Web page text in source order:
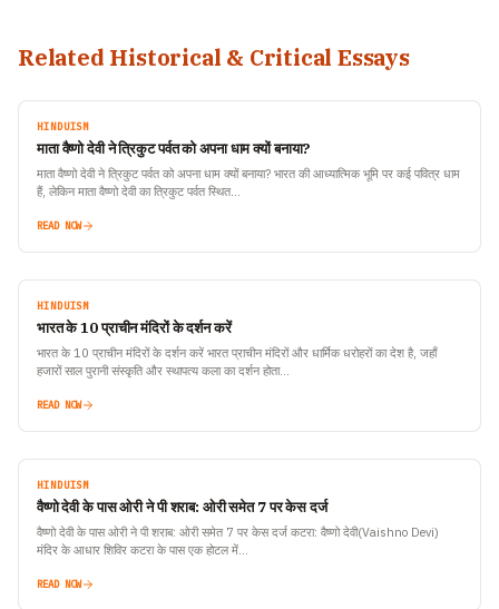
Related Historical & Critical Essays
HINDUISM
माता वैष्णो देवी ने त्रिकुट पर्वत को अपना धाम क्यों बनाया?
माता वैष्णो देवी ने त्रिकुट पर्वत को अपना धाम क्यों बनाया? भारत की आध्यात्मिक भूमि पर कई पवित्र धाम
हैं, लेकिन माता वैष्णो देवी का त्रिकुट पर्वत स्थित…
READ NOW
HINDUISM
भारत के 10 प्राचीन मंदिरों के दर्शन करें
भारत के 10 प्राचीन मंदिरों के दर्शन करें भारत प्राचीन मंदिरों और धार्मिक धरोहरों का देश है, जहाँ
हजारों साल पुरानी संस्कृति और स्थापत्य कला का दर्शन होता…
READ NOW
HINDUISM
वैष्णो देवी के पास ओरी ने पी शराब: ओरी समेत 7 पर केस दर्ज
वैष्णो देवी के पास ओरी ने पी शराब: ओरी समेत 7 पर केस दर्ज कटरा: वैष्णो देवी(Vaishno Devi)
मंदिर के आधार शिविर कटरा के पास एक होटल में…
READ NOW